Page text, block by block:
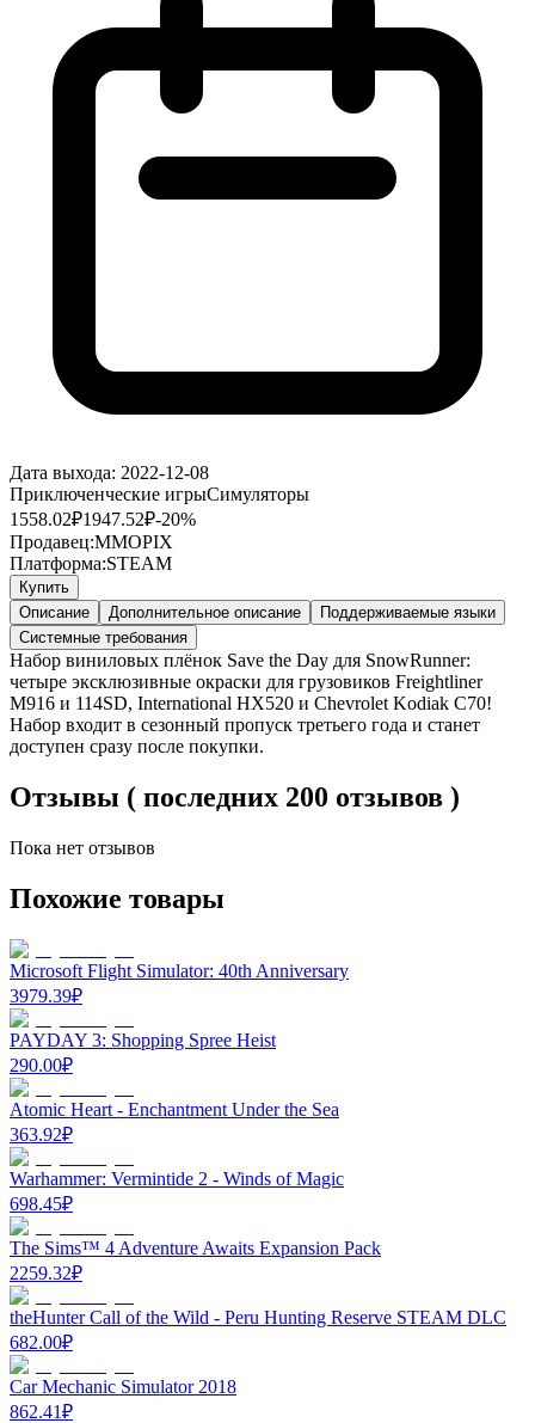
Дата выхода: 2022-12-08
Приключенческие игрыСимуляторы
1558.02₽1947.52₽-20%
Продавец:MMOPIX
Платформа:STEAM
Купить
Описание
Дополнительное описание
Поддерживаемые языки
Системные требования
Набор виниловых плёнок Save the Day для SnowRunner:
четыре эксклюзивные окраски для грузовиков Freightliner
M916 и 114SD, International HX520 и Chevrolet Kodiak С70!
Набор входит в сезонный пропуск третьего года и станет
доступен сразу после покупки.
Отзывы ( последних 200 отзывов )
Пока нет отзывов
Похожие товары
Microsoft Flight Simulator: 40th Anniversary
3979.39₽
PAYDAY 3: Shopping Spree Heist
290.00₽
Atomic Heart - Enchantment Under the Sea
363.92₽
Warhammer: Vermintide 2 - Winds of Magic
698.45₽
The Sims™ 4 Adventure Awaits Expansion Pack
2259.32₽
theHunter Call of the Wild - Peru Hunting Reserve STEAM DLC
682.00₽
Car Mechanic Simulator 2018
862.41₽